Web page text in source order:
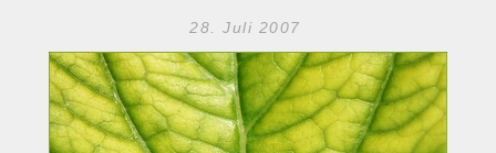
28. Juli 2007